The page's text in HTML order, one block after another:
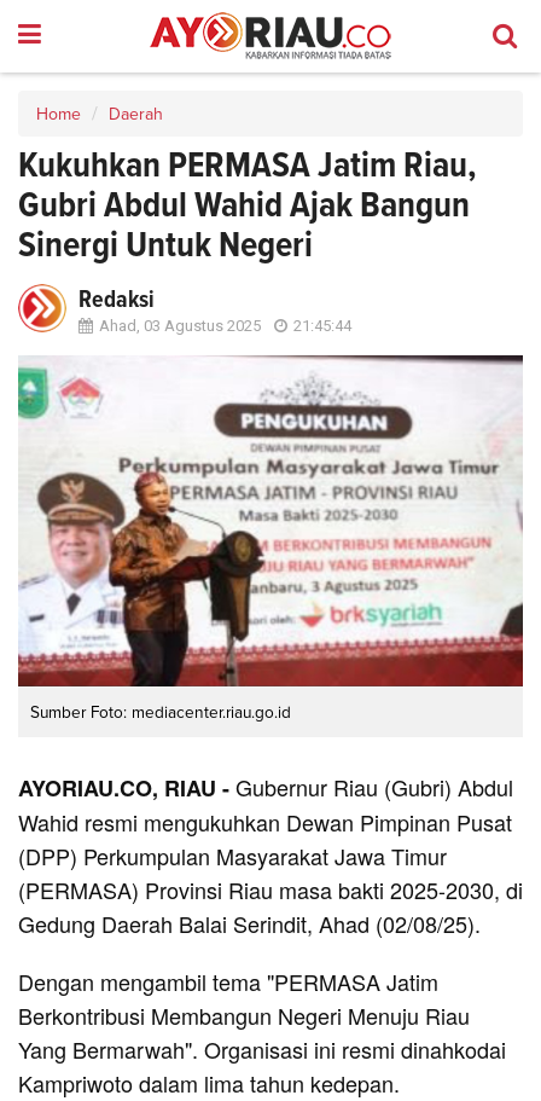
Home Daerah
Kukuhkan PERMASA Jatim Riau,
Gubri Abdul Wahid Ajak Bangun
Sinergi Untuk Negeri
Redaksi
Ahad, 03 Agustus 2025 21:45:44
Sumber Foto: mediacenter.riau.go.id
AYORIAU.CO, RIAU -Gubernur Riau (Gubri) Abdul
Wahid resmi mengukuhkan Dewan Pimpinan Pusat
(DPP) Perkumpulan Masyarakat Jawa Timur
(PERMASA) Provinsi Riau masa bakti 2025-2030, di
Gedung Daerah Balai Serindit, Ahad (02/08/25).
Dengan mengambil tema "PERMASA Jatim
Berkontribusi Membangun Negeri Menuju Riau
Yang Bermarwah". Organisasi ini resmi dinahkodai
Kampriwoto dalam lima tahun kedepan.